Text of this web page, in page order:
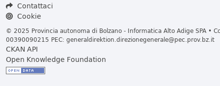
Contattaci
Cookie
© 2025 Provincia autonoma di Bolzano - Informatica Alto Adige SPA •
00390090215 PEC: generaldirektion.direzionegenerale@pec.prov.bz.it
CKAN API
Open Knowledge Foundation